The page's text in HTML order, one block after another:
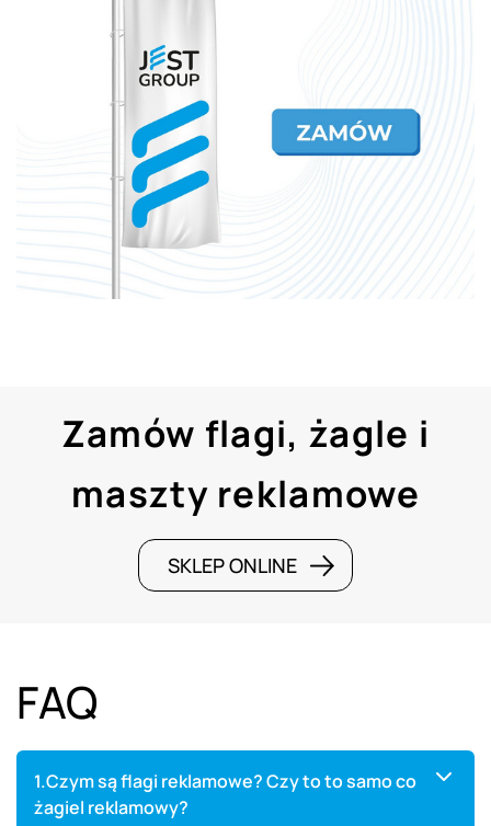
Zamów flagi, żagle i
maszty reklamowe
SKLEP ONLINE
FAQ
1.Czym są flagi reklamowe? Czy to to samo co
żagiel reklamowy?